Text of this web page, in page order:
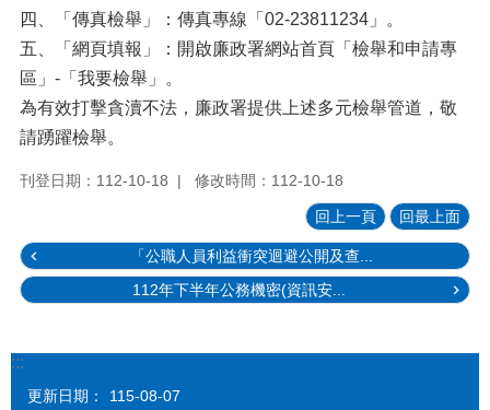
四、「傳真檢舉」：傳真專線「02-23811234」。
五、「網頁填報」：開啟廉政署網站首頁「檢舉和申請專
區」-「我要檢舉」。
為有效打擊貪瀆不法，廉政署提供上述多元檢舉管道，敬
請踴躍檢舉。
刊登日期：112-10-18 修改時間：112-10-18
回上一頁 回最上面
「公職人員利益衝突迴避公開及查...
112年下半年公務機密(資訊安...
:::
更新日期： 115-08-07